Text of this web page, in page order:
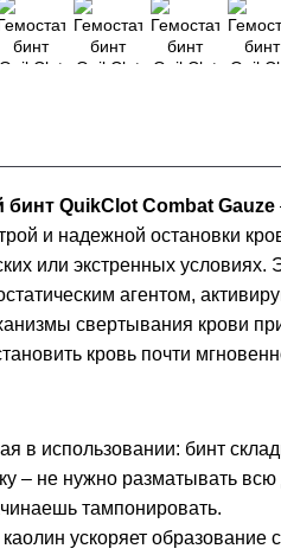
бинт QuikClot Combat Gauze
и надежной остановки
или экстренных условиях.
агентом,
свертывания крови
кровь почти
в использовании: бинт
– не нужно разматывать
тампонировать.
ускоряет образование